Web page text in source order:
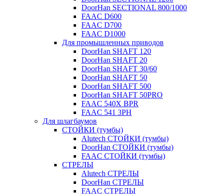
DoorHan SECTIONAL 800/1000
FAAC D600
FAAC D700
FAAC D1000
Для промышленных приводов
DoorHan SHAFT 120
DoorHan SHAFT 20
DoorHan SHAFT 30/60
DoorHan SHAFT 50
DoorHan SHAFT 500
DoorHan SHAFT 50PRO
FAAC 540X BPR
FAAC 541 3PH
Для шлагбаумов
СТОЙКИ (тумбы)
Alutech СТОЙКИ (тумбы)
DoorHan СТОЙКИ (тумбы)
FAAC СТОЙКИ (тумбы)
СТРЕЛЫ
Alutech СТРЕЛЫ
DoorHan СТРЕЛЫ
FAAC СТРЕЛЫ